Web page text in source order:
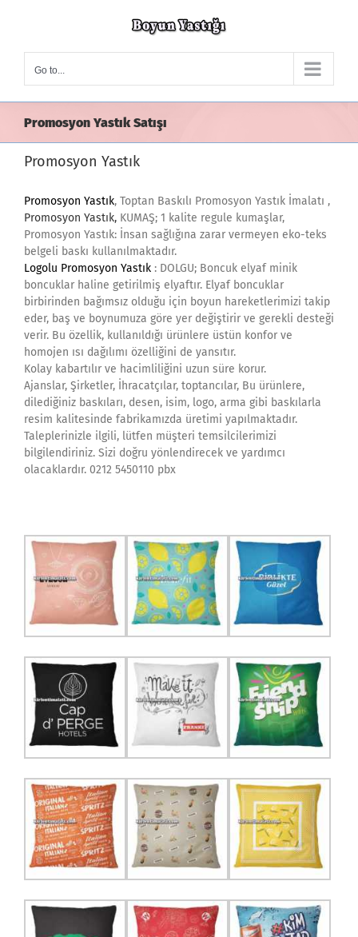
Go to...
Promosyon Yastık Satışı
Promosyon Yastık
Promosyon Yastık, Toptan Baskılı Promosyon Yastık İmalatı ,
Promosyon Yastık, KUMAŞ; 1 kalite regule kumaşlar,
Promosyon Yastık: İnsan sağlığına zarar vermeyen eko-teks
belgeli baskı kullanılmaktadır.
Logolu Promosyon Yastık : DOLGU; Boncuk elyaf minik
boncuklar haline getirilmiş elyaftır. Elyaf boncuklar
birbirinden bağımsız olduğu için boyun hareketlerimizi takip
eder, baş ve boynumuza göre yer değiştirir ve gerekli desteği
verir. Bu özellik, kullanıldığı ürünlere üstün konfor ve
homojen ısı dağılımı özelliğini de yansıtır.
Kolay kabartılır ve hacimliliğini uzun süre korur.
Ajanslar, Şirketler, İhracatçılar, toptancılar, Bu ürünlere,
dilediğiniz baskıları, desen, isim, logo, arma gibi baskılarla
resim kalitesinde fabrikamızda üretimi yapılmaktadır.
Taleplerinizle ilgili, lütfen müşteri temsilcilerimizi
bilgilendiriniz. Sizi doğru yönlendirecek ve yardımcı
olacaklardır. 0212 5450110 pbx